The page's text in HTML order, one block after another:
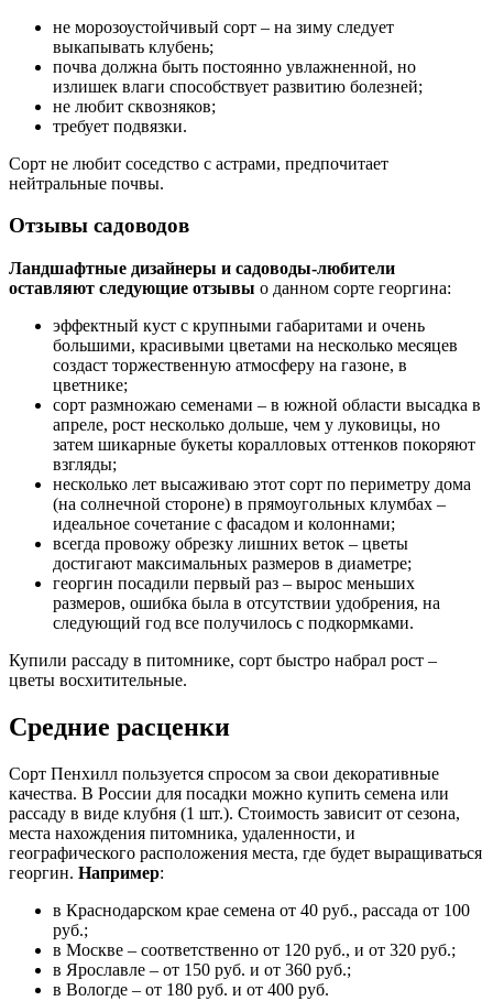
не морозоустойчивый сорт – на зиму следует
выкапывать клубень;
почва должна быть постоянно увлажненной, но
излишек влаги способствует развитию болезней;
не любит сквозняков;
требует подвязки.
Сорт не любит соседство с астрами, предпочитает
нейтральные почвы.
Отзывы садоводов
Ландшафтные дизайнеры и садоводы-любители
оставляют следующие отзывы о данном сорте георгина:
эффектный куст с крупными габаритами и очень
большими, красивыми цветами на несколько месяцев
создаст торжественную атмосферу на газоне, в
цветнике;
сорт размножаю семенами – в южной области высадка в
апреле, рост несколько дольше, чем у луковицы, но
затем шикарные букеты коралловых оттенков покоряют
взгляды;
несколько лет высаживаю этот сорт по периметру дома
(на солнечной стороне) в прямоугольных клумбах –
идеальное сочетание с фасадом и колоннами;
всегда провожу обрезку лишних веток – цветы
достигают максимальных размеров в диаметре;
георгин посадили первый раз – вырос меньших
размеров, ошибка была в отсутствии удобрения, на
следующий год все получилось с подкормками.
Купили рассаду в питомнике, сорт быстро набрал рост –
цветы восхитительные.
Средние расценки
Сорт Пенхилл пользуется спросом за свои декоративные
качества. В России для посадки можно купить семена или
рассаду в виде клубня (1 шт.). Стоимость зависит от сезона,
места нахождения питомника, удаленности, и
географического расположения места, где будет выращиваться
георгин. Например:
в Краснодарском крае семена от 40 руб., рассада от 100
руб.;
в Москве – соответственно от 120 руб., и от 320 руб.;
в Ярославле – от 150 руб. и от 360 руб.;
в Вологде – от 180 руб. и от 400 руб.